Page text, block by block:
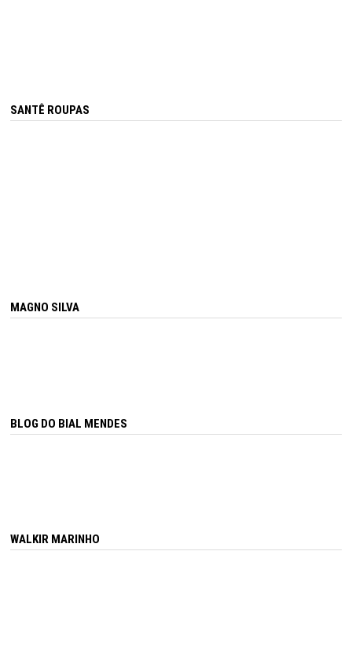
SANTÊ ROUPAS
MAGNO SILVA
BLOG DO BIAL MENDES
WALKIR MARINHO